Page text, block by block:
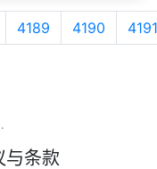
4189 4190 4191
与条款